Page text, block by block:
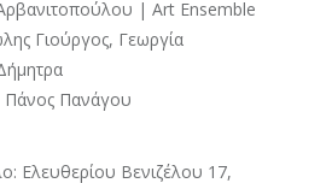
| Art Ensemble
Γιούργος, Γεωργία
Πάνος Πανάγου
Ελευθερίου Βενιζέλου 17,